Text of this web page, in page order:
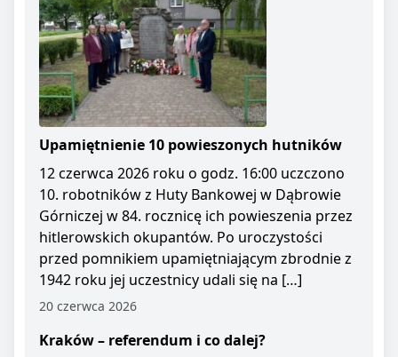
Upamiętnienie 10 powieszonych hutników
12 czerwca 2026 roku o godz. 16:00 uczczono
10. robotników z Huty Bankowej w Dąbrowie
Górniczej w 84. rocznicę ich powieszenia przez
hitlerowskich okupantów. Po uroczystości
przed pomnikiem upamiętniającym zbrodnie z
1942 roku jej uczestnicy udali się na […]
20 czerwca 2026
Kraków – referendum i co dalej?